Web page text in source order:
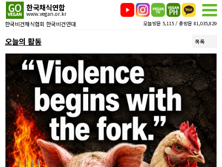
한국채식연합
www.vegan.or.kr
한국비건채식협회 한국비건연대 오늘방문 5,115 / 총방문 81,035,829
오늘의 활동 목록